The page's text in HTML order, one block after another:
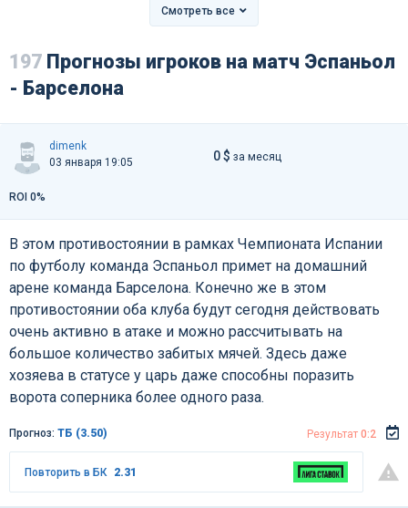
Смотреть все
197 Прогнозы игроков на матч Эспаньол
- Барселона
dimenk
03 января 19:05
0 $ за месяц
ROI 0%
В этом противостоянии в рамках Чемпионата Испании
по футболу команда Эспаньол примет на домашний
арене команда Барселона. Конечно же в этом
противостоянии оба клуба будут сегодня действовать
очень активно в атаке и можно рассчитывать на
большое количество забитых мячей. Здесь даже
хозяева в статусе у царь даже способны поразить
ворота соперника более одного раза.
Прогноз: ТБ (3.50) Результат 0:2
Повторить в БК 2.31